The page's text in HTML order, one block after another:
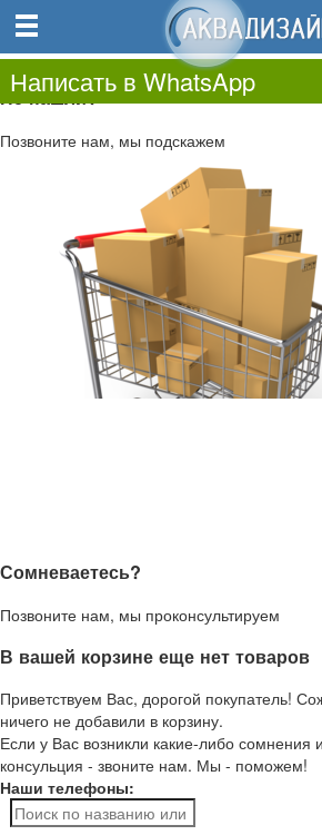
0.00
0
Не нашли?
Позвоните нам, мы подскажем
Сомневаетесь?
Позвоните нам, мы проконсультируем
В вашей корзине еще нет товаров
Приветствуем Вас, дорогой покупатель!
ничего не добавили в корзину.
Если у Вас возникли какие-либо
консульция - звоните нам. Мы - поможем!
Наши телефоны:
Написать в WhatsApp